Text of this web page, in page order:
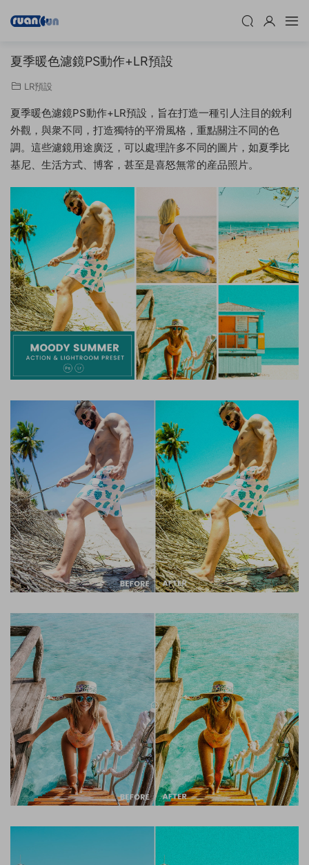
夏季暖色濾鏡PS動作+LR預設
LR預設
夏季暖色濾鏡PS動作+LR預設，旨在打造一種引人注目的銳利
外觀，與衆不同，打造獨特的平滑風格，重點關注不同的色
調。這些濾鏡用途廣泛，可以處理許多不同的圖片，如夏季比
基尼、生活方式、博客，甚至是喜怒無常的産品照片。